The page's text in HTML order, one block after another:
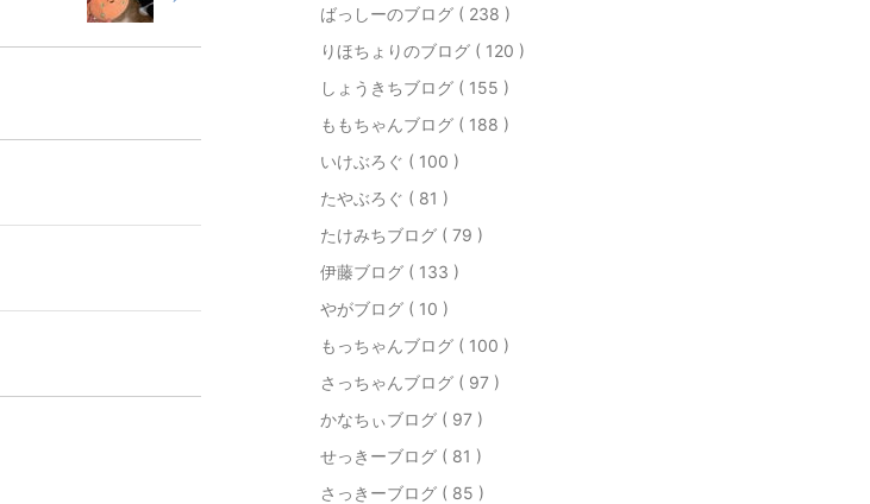
ばっしーのブログ ( 238 )
りほちょりのブログ ( 120 )
しょうきちブログ ( 155 )
ももちゃんブログ ( 188 )
いけぶろぐ ( 100 )
たやぶろぐ ( 81 )
たけみちブログ ( 79 )
伊藤ブログ ( 133 )
やがブログ ( 10 )
もっちゃんブログ ( 100 )
さっちゃんブログ ( 97 )
かなちぃブログ ( 97 )
せっきーブログ ( 81 )
さっきーブログ ( 85 )